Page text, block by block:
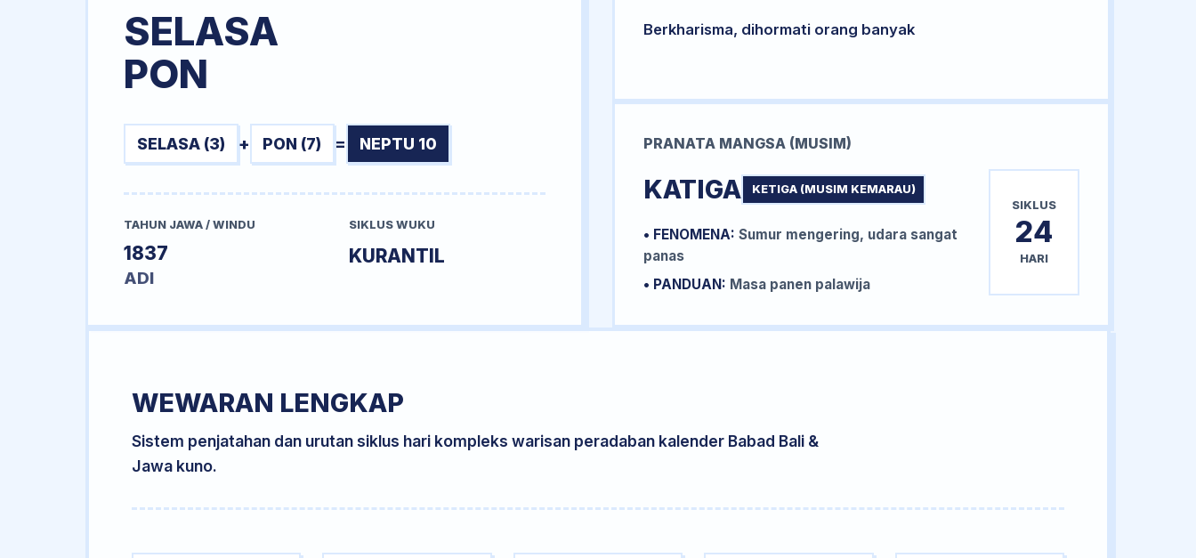
SELASA
PON
SELASA (3) + PON (7) = NEPTU 10
TAHUN JAWA / WINDU
1837
ADI
SIKLUS WUKU
KURANTIL
Berkharisma, dihormati orang banyak
PRANATA MANGSA (MUSIM)
KATIGA KETIGA (MUSIM KEMARAU)
• FENOMENA: Sumur mengering, udara sangat
panas
• PANDUAN: Masa panen palawija
SIKLUS
24
HARI
WEWARAN LENGKAP
Sistem penjatahan dan urutan siklus hari kompleks warisan peradaban kalender Babad Bali &
Jawa kuno.